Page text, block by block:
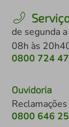
de segunda
08h às
0800 724
Ouvidoria
0800 646